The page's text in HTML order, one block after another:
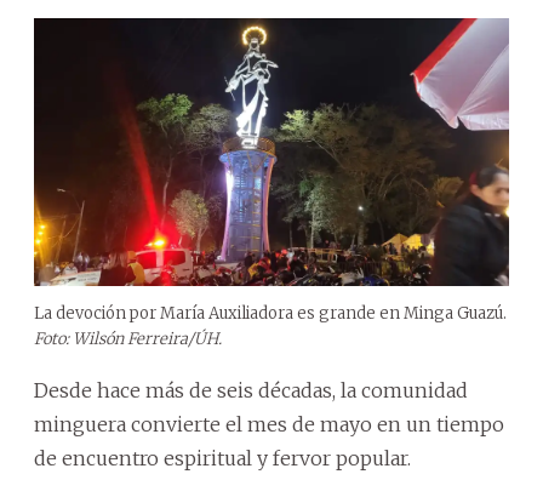
La devoción por María Auxiliadora es grande en Minga Guazú.
Foto: Wilsón Ferreira/ÚH.
Desde hace más de seis décadas, la comunidad
minguera convierte el mes de mayo en un tiempo
de encuentro espiritual y fervor popular.